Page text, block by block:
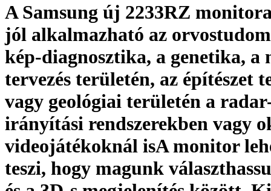
A Samsung új 2233RZ
jól alkalmazható az
kép-diagnosztika, a genetika, a
tervezés területén, az építészet
vagy geológiai területén a
irányítási rendszerekben vagy
videojátékoknál isA monitor
teszi, hogy magunk